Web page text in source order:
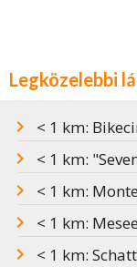
Legközelebbi
< 1 km:
< 1 km:
< 1 km:
< 1 km:
< 1 km: